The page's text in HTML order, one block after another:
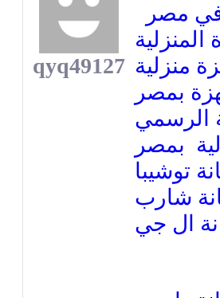
qyq49127
مصر
المنزلية
منزلية
بمصر
الرسمي
بمصر
توشيبا
شارب
ال جي